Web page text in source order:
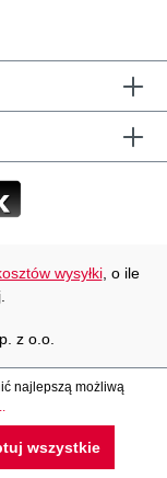
wysyłki, o ile
z o.o.
najlepszą możliwą
wszystkie